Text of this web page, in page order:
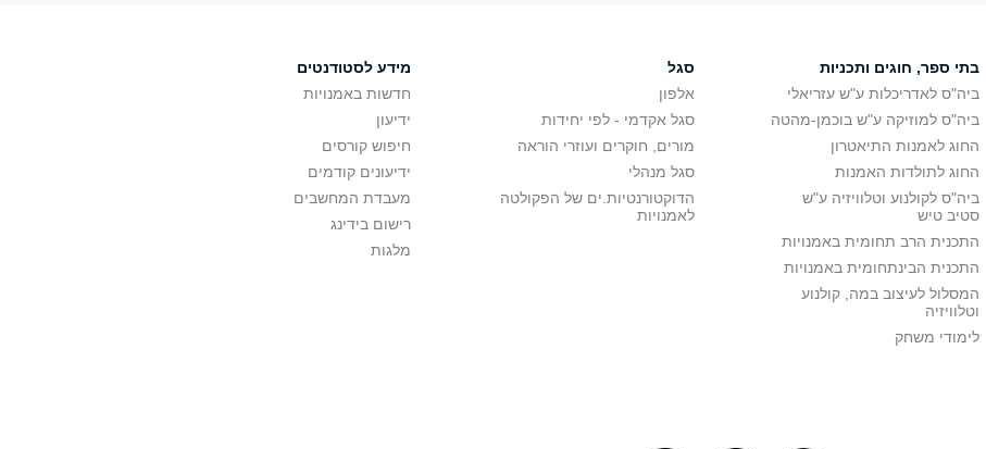
בתי ספר, חוגים ותכניות
ביה"ס לאדריכלות ע"ש עזריאלי
ביה"ס למוזיקה ע"ש בוכמן-מהטה
החוג לאמנות התיאטרון
החוג לתולדות האמנות
ביה"ס לקולנוע וטלוויזיה ע"ש
סטיב טיש
התכנית הרב תחומית באמנויות
התכנית הבינתחומית באמנויות
המסלול לעיצוב במה, קולנוע
וטלוויזיה
לימודי משחק
סגל
אלפון
סגל אקדמי - לפי יחידות
מורים, חוקרים ועוזרי הוראה
סגל מנהלי
הדוקטורנטיות.ים של הפקולטה
לאמנויות
מידע לסטודנטים
חדשות באמנויות
ידיעון
חיפוש קורסים
ידיעונים קודמים
מעבדת המחשבים
רישום בידינג
מלגות